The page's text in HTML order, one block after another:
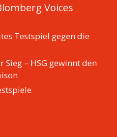
Voices
Testspiel gegen die
Sieg – HSG gewinnt den